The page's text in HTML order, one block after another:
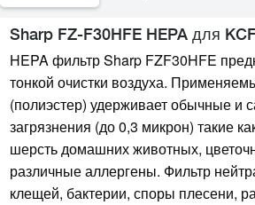
Sharp FZ-F30HFE HEPA для
HEPA фильтр Sharp FZF30HFE
тонкой очистки воздуха.
(полиэстер) удерживает обычные и
загрязнения (до 0,3 микрон) такие
шерсть домашних животных,
различные аллергены. Фильтр
клещей, бактерии, споры плесени,